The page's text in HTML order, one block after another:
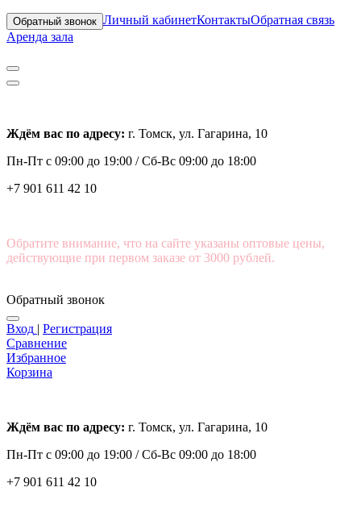
Обратный звонок Личный кабинетКонтактыОбратная связь
Аренда зала
Ждём вас по адресу: г. Томск, ул. Гагарина, 10
Пн-Пт с 09:00 до 19:00 /Сб-Вс 09:00 до 18:00
+7 901 611 42 10
Обратите внимание, что на сайте указаны оптовые цены,
действующие при первом заказе от 3000 рублей.
Обратный звонок
Вход | Регистрация
Сравнение
Избранное
Корзина
Ждём вас по адресу: г. Томск, ул. Гагарина, 10
Пн-Пт с 09:00 до 19:00 /Сб-Вс 09:00 до 18:00
+7 901 611 42 10